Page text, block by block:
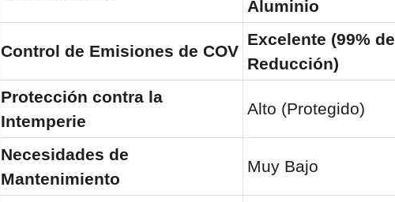
Aluminio
Control de Emisiones de COV
Excelente (99% de
Reducción)
Protección contra la
Intemperie
Alto (Protegido)
Necesidades de
Mantenimiento
Muy Bajo